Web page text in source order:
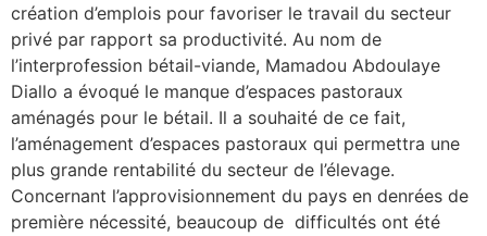
création d’emplois pour favoriser le travail du secteur
privé par rapport sa productivité. Au nom de
l’interprofession bétail-viande, Mamadou Abdoulaye
Diallo a évoqué le manque d’espaces pastoraux
aménagés pour le bétail. Il a souhaité de ce fait,
l’aménagement d’espaces pastoraux qui permettra une
plus grande rentabilité du secteur de l’élevage.
Concernant l’approvisionnement du pays en denrées de
première nécessité, beaucoup de difficultés ont été